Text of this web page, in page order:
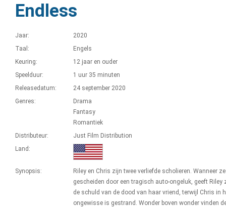
Endless
Jaar:
2020
Taal:
Engels
Keuring:
12 jaar en ouder
Speelduur:
1 uur 35 minuten
Releasedatum:
24 september 2020
Genres:
Drama
Fantasy
Romantiek
Distributeur:
Just Film Distribution
Land:
Synopsis:
Riley en Chris zijn twee verliefde scholieren. Wanneer
gescheiden door een tragisch auto-ongeluk, geeft Riley
de schuld van de dood van haar vriend, terwijl Chris in
ongewisse is gestrand. Wonder boven wonder vinden